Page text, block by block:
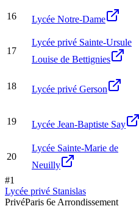
16 Lycée Notre-Dame
17
Lycée privé Sainte-Ursule
Louise de Bettignies
18 Lycée privé Gerson
19 Lycée Jean-Baptiste Say
20
Lycée Sainte-Marie de
Neuilly
#1
Lycée privé Stanislas
PrivéParis 6e Arrondissement